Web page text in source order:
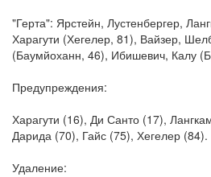
"Герта": Ярстейн, Лустенбергер,
Харагути (Хегелер, 81), Вайзер,
(Баумйоханн, 46), Ибишевич, Калу
Предупреждения:
Харагути (16), Ди Санто (17),
Дарида (70), Гайс (75), Хегелер (84).
Удаление: